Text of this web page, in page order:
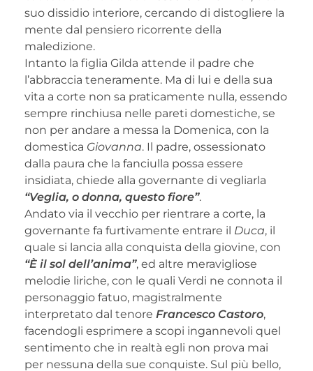
suo dissidio interiore, cercando di distogliere la
mente dal pensiero ricorrente della
maledizione.
Intanto la figlia Gilda attende il padre che
l’abbraccia teneramente. Ma di lui e della sua
vita a corte non sa praticamente nulla, essendo
sempre rinchiusa nelle pareti domestiche, se
non per andare a messa la Domenica, con la
domestica Giovanna. Il padre, ossessionato
dalla paura che la fanciulla possa essere
insidiata, chiede alla governante di vegliarla
“Veglia, o donna, questo fiore”.
Andato via il vecchio per rientrare a corte, la
governante fa furtivamente entrare il Duca, il
quale si lancia alla conquista della giovine, con
“È il sol dell’anima”, ed altre meravigliose
melodie liriche, con le quali Verdi ne connota il
personaggio fatuo, magistralmente
interpretato dal tenore Francesco Castoro,
facendogli esprimere a scopi ingannevoli quel
sentimento che in realtà egli non prova mai
per nessuna della sue conquiste. Sul più bello,